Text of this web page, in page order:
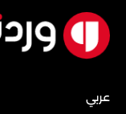
عربي